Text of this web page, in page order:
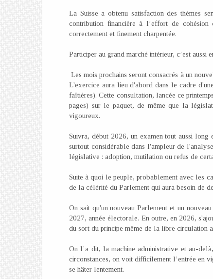
La Suisse a obtenu satisfaction des thèmes
contribution financière à l’effort de
correctement et finement charpentée.
Participer au grand marché intérieur, c’est
Les mois prochains seront consacrés à un
L'exercice aura lieu d'abord dans le cadre
faîtières). Cette consultation, lancée ce
pages) sur le paquet, de même que la
vigoureux.
Suivra, début 2026, un examen tout aussi
surtout considérable dans l'ampleur de
législative : adoption, mutilation ou refus de
Suite à quoi le peuple, probablement avec les
de la célérité du Parlement qui aura besoin de
On sait qu'un nouveau Parlement et un
2027, année électorale. En outre, en 2026,
du sort du principe même de la libre circulation
On l’a dit, la machine administrative et au-
circonstances, on voit difficilement l’entrée en
se hâter lentement.